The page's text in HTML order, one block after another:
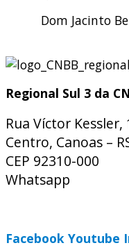
Dom Jacinto
Regional Sul 3 da
Rua Víctor Kessler,
Centro, Canoas –
CEP 92310-000
Whatsapp
Facebook Youtube